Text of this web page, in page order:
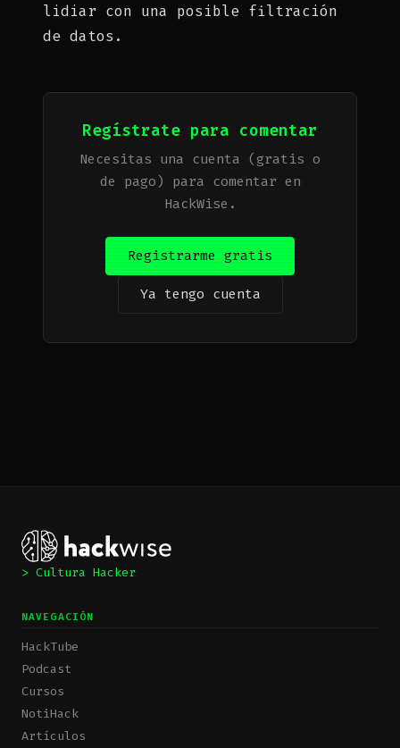
lidiar con una posible filtración
de datos.
Regístrate para comentar
Necesitas una cuenta (gratis o
de pago) para comentar en
HackWise.
Registrarme gratis
Ya tengo cuenta
> Cultura Hacker
NAVEGACIÓN
HackTube
Podcast
Cursos
NotiHack
Artículos